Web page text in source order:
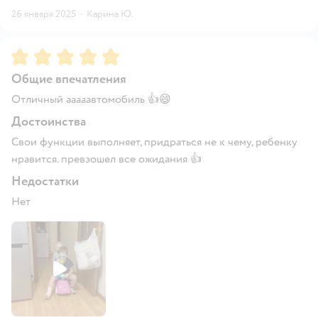
26 января 2025 · Карина Ю.
Рейтинг:5
Общие впечатления
Отличный ааааавтомобиль 👍😄
Достоинства
Свои функции выполняет, придраться не к чему, ребенку
нравится. превзошел все ожидания 👍
Недостатки
Нет